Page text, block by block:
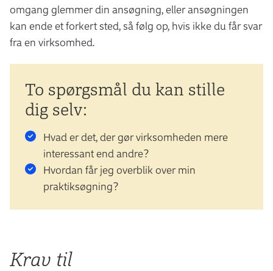
omgang glemmer din ansøgning, eller ansøgningen
kan ende et forkert sted, så følg op, hvis ikke du får svar
fra en virksomhed.
To spørgsmål du kan stille
dig selv:
Hvad er det, der gør virksomheden mere
interessant end andre?
Hvordan får jeg overblik over min
praktiksøgning?
Krav til